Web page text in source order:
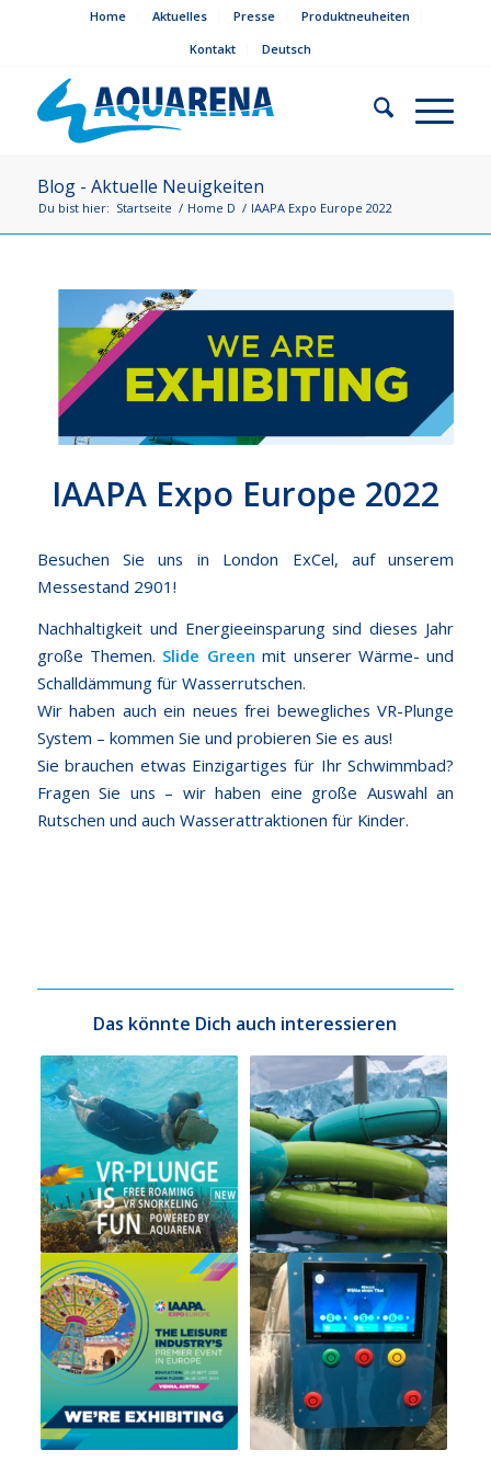
Home Aktuelles Presse
Produktneuheiten
Kontakt
Deutsch
Blog - Aktuelle Neuigkeiten
Du bist hier: Startseite / Home D / IAAPA Expo Europe 2022
IAAPA Expo Europe 2022
Besuchen Sie uns in London ExCel, auf unserem
Messestand 2901!
Nachhaltigkeit und Energieeinsparung sind dieses Jahr
große Themen. Slide Greenmit unserer Wärme- und
Schalldämmung für Wasserrutschen.
Wir haben auch ein neues frei bewegliches VR-Plunge
System – kommen Sie und probieren Sie es aus!
Sie brauchen etwas Einzigartiges für Ihr Schwimmbad?
Fragen Sie uns – wir haben eine große Auswahl an
Rutschen und auch Wasserattraktionen für Kinder.
Das könnte Dich auch interessieren